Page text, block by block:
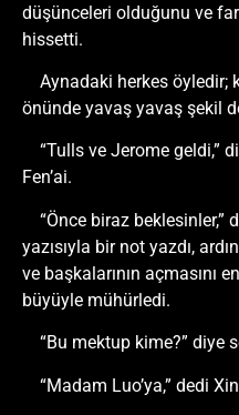
düşünceleri olduğunu ve
hissetti.
Aynadaki herkes öyledir;
önünde yavaş yavaş şekil
“Tulls ve Jerome geldi,”
Fen’ai.
“Önce biraz beklesinler,”
yazısıyla bir not yazdı,
ve başkalarının açmasını
büyüyle mühürledi.
“Bu mektup kime?” diye
“Madam Luo’ya,” dedi